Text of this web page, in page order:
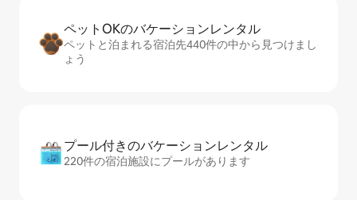
ペットOKのバ⁠ケ⁠ー⁠シ⁠ョ⁠ンレ⁠ン⁠タ⁠ル
ペットと泊まれる宿泊先440件の中から見つけまし
ょう
プール付きのバ⁠ケ⁠ー⁠シ⁠ョ⁠ンレ⁠ン⁠タ⁠ル
220件の宿泊施設にプールがあります